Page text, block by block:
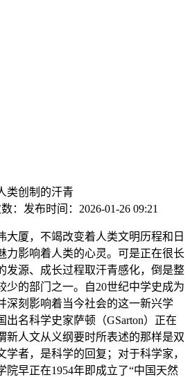
类创制的汗青
： 发布时间： 2026-01-26 09:21
厦，不竭改变着人类文明历程和日
力影响着人类的心灵。可是正在很长
发源、成长过程取汗青感化，倒是整
少的部门之一。自20世纪中学史成为
深刻影响着当今社会的这一新兴学
出名科学史家萨顿（GSarton）正在
新人文从义纲要时所表述的那样是双
者，是科学的回复；对于科学家，
院早正在1954年即成立了“中国天然